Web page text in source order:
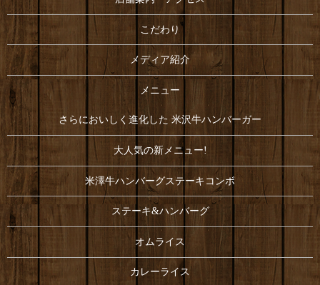
こだわり
メディア紹介
メニュー
さらにおいしく進化した 米沢牛ハンバーガー
大人気の新メニュー!
米澤牛ハンバーグステーキコンボ
ステーキ&ハンバーグ
オムライス
カレーライス